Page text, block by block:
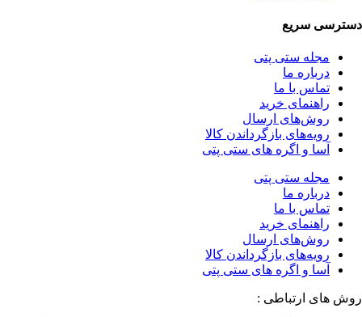
دسترسی سریع
مجله ستی پتی
درباره ما
تماس با ما
راهنمای خرید
روش‌های ارسال
رویه‌های بازگرداندن کالا
آسا و اگره های ستی پتی
مجله ستی پتی
درباره ما
تماس با ما
راهنمای خرید
روش‌های ارسال
رویه‌های بازگرداندن کالا
آسا و اگره های ستی پتی
روش های ارتباطی :